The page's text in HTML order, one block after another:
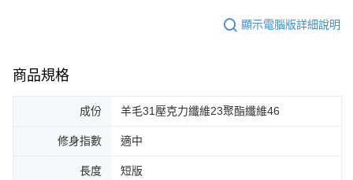
顯示電腦版詳細說明
商品規格
成份 羊毛31壓克力纖維23聚酯纖維46
修身指數 適中
長度 短版